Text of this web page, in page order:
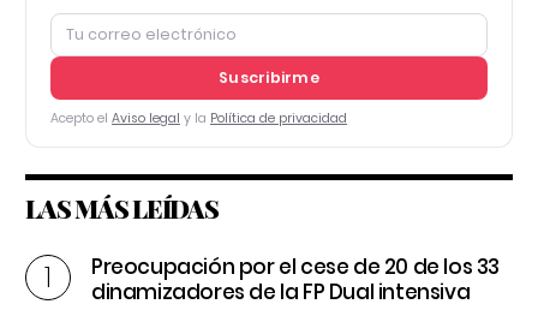
Suscribirme
Acepto el Aviso legal y la Política de privacidad
LAS MÁS LEÍDAS
Preocupación por el cese de 20 de los 33
dinamizadores de la FP Dual intensiva